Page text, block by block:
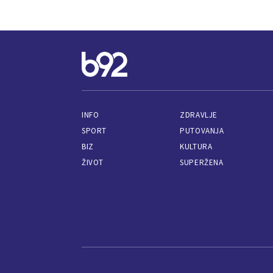
INFO
SPORT
BIZ
ŽIVOT
ZDRAVLJE
PUTOVANJA
KULTURA
SUPERŽENA